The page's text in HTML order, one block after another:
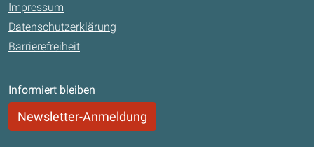
Impressum
Datenschutzerklärung
Barrierefreiheit
Informiert bleiben
Newsletter-Anmeldung